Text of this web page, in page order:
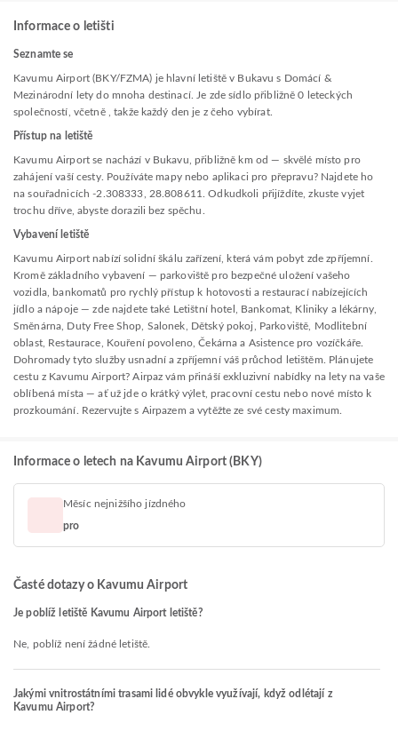
Informace o letišti
Seznamte se
Kavumu Airport (BKY/FZMA) je hlavní letiště v Bukavu s Domácí &
Mezinárodní lety do mnoha destinací. Je zde sídlo přibližně 0 leteckých
společností, včetně , takže každý den je z čeho vybírat.
Přístup na letiště
Kavumu Airport se nachází v Bukavu, přibližně km od — skvělé místo pro
zahájení vaší cesty. Používáte mapy nebo aplikaci pro přepravu? Najdete ho
na souřadnicích -2.308333, 28.808611. Odkudkoli přijíždíte, zkuste vyjet
trochu dříve, abyste dorazili bez spěchu.
Vybavení letiště
Kavumu Airport nabízí solidní škálu zařízení, která vám pobyt zde zpříjemní.
Kromě základního vybavení — parkoviště pro bezpečné uložení vašeho
vozidla, bankomatů pro rychlý přístup k hotovosti a restaurací nabízejících
jídlo a nápoje — zde najdete také Letištní hotel, Bankomat, Kliniky a lékárny,
Směnárna, Duty Free Shop, Salonek, Dětský pokoj, Parkoviště, Modlitební
oblast, Restaurace, Kouření povoleno, Čekárna a Asistence pro vozíčkáře.
Dohromady tyto služby usnadní a zpříjemní váš průchod letištěm. Plánujete
cestu z Kavumu Airport? Airpaz vám přináší exkluzivní nabídky na lety na vaše
oblíbená místa — ať už jde o krátký výlet, pracovní cestu nebo nové místo k
prozkoumání. Rezervujte s Airpazem a vytěžte ze své cesty maximum.
Informace o letech na Kavumu Airport (BKY)
Měsíc nejnižšího jízdného
pro
Časté dotazy o Kavumu Airport
Je poblíž letiště Kavumu Airport letiště?
Ne, poblíž není žádné letiště.
Jakými vnitrostátními trasami lidé obvykle využívají, když odlétají z
Kavumu Airport?